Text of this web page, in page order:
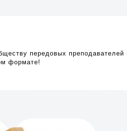
передовых преподавателей
формате!